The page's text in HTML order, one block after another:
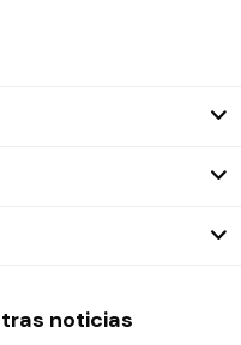
noticias